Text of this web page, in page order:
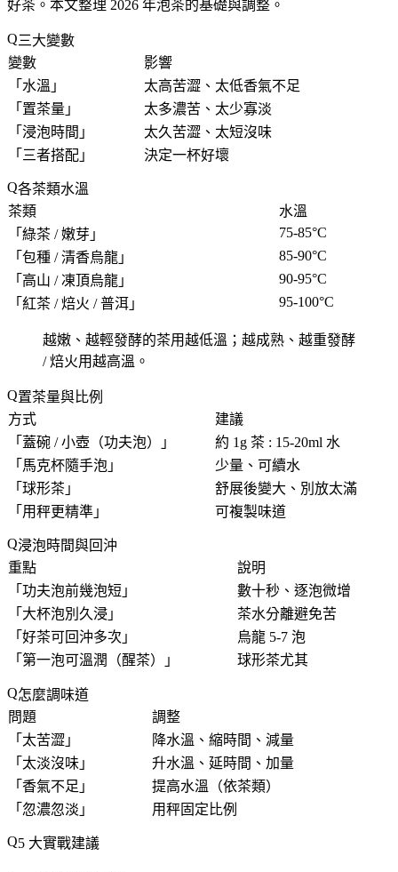
好茶。本文整理 2026 年泡茶的基礎與調整。
三大變數
變數
影響
「 水溫 」
太高苦澀、太低香氣不足
「 置茶量 」
太多濃苦、太少寡淡
「 浸泡時間 」
太久苦澀、太短沒味
「 三者搭配 」 決定一杯好壞
各茶類水溫
茶類
水溫
「 綠茶 / 嫩芽 」
75-85°C
「 包種 / 清香烏龍 」
85-90°C
「 高山 / 凍頂烏龍 」
90-95°C
「 紅茶 / 焙火 / 普洱 」 95-100°C
越嫩、越輕發酵的茶用越低溫；越成熟、越重發酵
/ 焙火用越高溫。
置茶量與比例
方式
建議
「 蓋碗 / 小壺（功夫泡） 」
約 1g 茶 : 15-20ml 水
「 馬克杯隨手泡 」
少量、可續水
「 球形茶 」
舒展後變大、別放太滿
「 用秤更精準 」 可複製味道
浸泡時間與回沖
重點
說明
「 功夫泡前幾泡短 」
數十秒、逐泡微增
「 大杯泡別久浸 」
茶水分離避免苦
「 好茶可回沖多次 」
烏龍 5-7 泡
「 第一泡可溫潤（醒茶） 」 球形茶尤其
怎麼調味道
問題
調整
「 太苦澀 」
降水溫、縮時間、減量
「 太淡沒味 」
升水溫、延時間、加量
「 香氣不足 」
提高水溫（依茶類）
「 忽濃忽淡 」 用秤固定比例
5 大實戰建議